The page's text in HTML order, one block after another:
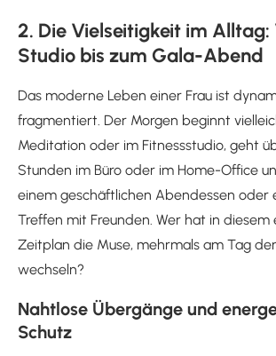
2. Die Vielseitigkeit im Alltag:
Studio bis zum Gala-Abend
Das moderne Leben einer Frau ist
fragmentiert. Der Morgen beginnt
Meditation oder im Fitnessstudio, geht
Stunden im Büro oder im Home-Office
einem geschäftlichen Abendessen oder
Treffen mit Freunden. Wer hat in
Zeitplan die Muse, mehrmals am Tag
wechseln?
Nahtlose Übergänge und
Schutz